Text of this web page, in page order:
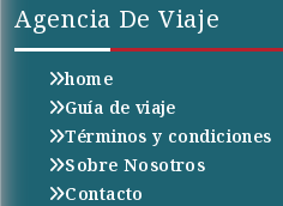
Agencia De Viaje
home
Guía de viaje
Términos y condiciones
Sobre Nosotros
Contacto